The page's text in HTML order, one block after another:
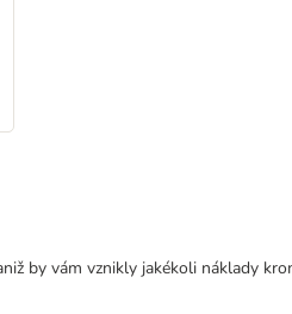
by vám vznikly jakékoli náklady